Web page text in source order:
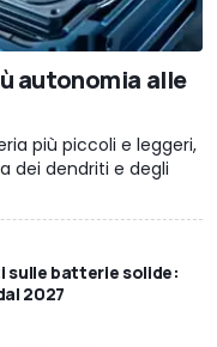
autonomia alle
più piccoli e leggeri,
dei dendriti e degli
sulle batterie solide:
2027